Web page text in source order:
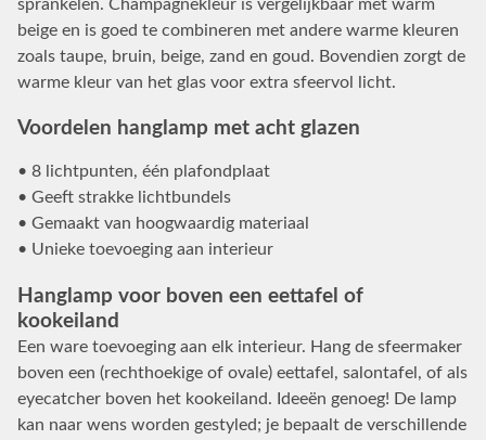
sprankelen. Champagnekleur is vergelijkbaar met warm
beige en is goed te combineren met andere warme kleuren
zoals taupe, bruin, beige, zand en goud. Bovendien zorgt de
warme kleur van het glas voor extra sfeervol licht.
Voordelen hanglamp met acht glazen
• 8 lichtpunten, één plafondplaat
• Geeft strakke lichtbundels
• Gemaakt van hoogwaardig materiaal
• Unieke toevoeging aan interieur
Hanglamp voor boven een eettafel of
kookeiland
Een ware toevoeging aan elk interieur. Hang de sfeermaker
boven een (rechthoekige of ovale) eettafel, salontafel, of als
eyecatcher boven het kookeiland. Ideeën genoeg! De lamp
kan naar wens worden gestyled; je bepaalt de verschillende